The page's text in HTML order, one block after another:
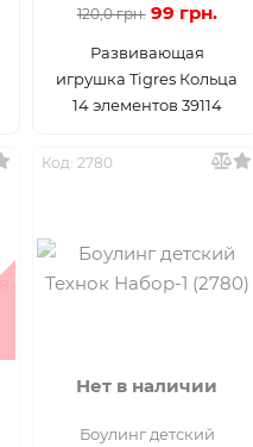
120,0 грн. 99 грн.
Развивающая
игрушка Tigres Кольца
14 элементов 39114
Код: 2780
Нет в наличии
Боулинг детский